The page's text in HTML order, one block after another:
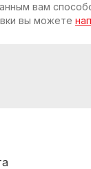
вам
вы можете